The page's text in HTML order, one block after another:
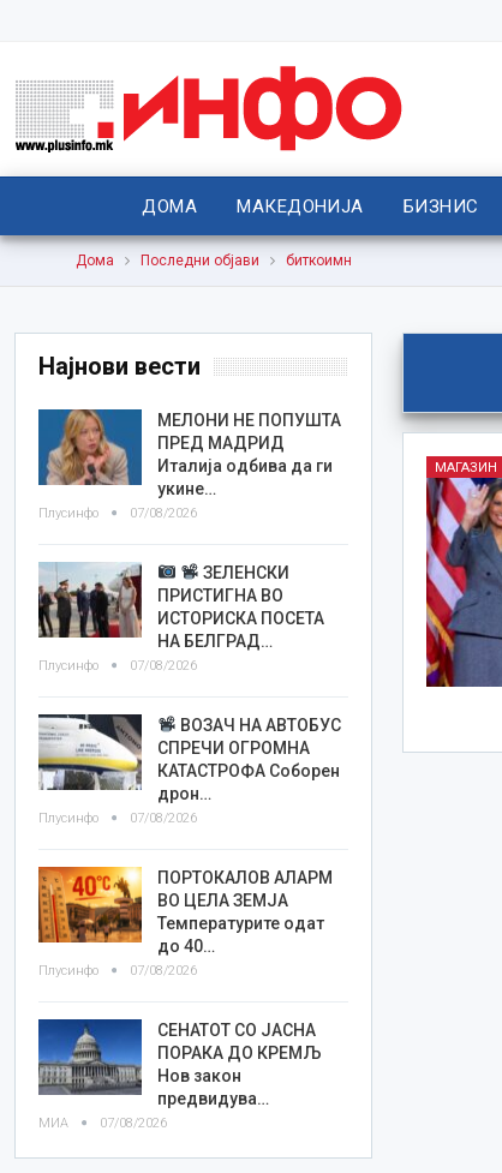
ДОМА МАКЕДОНИЈА БИЗНИС
Дома Последни објави биткоимн
МАГАЗИН
Најнови вести
МЕЛОНИ НЕ ПОПУШТА
ПРЕД МАДРИД
Италија одбива да ги
укине…
Плусинфо 07/08/2026
ЗЕЛЕНСКИ
ПРИСТИГНА ВО
ИСТОРИСКА ПОСЕТА
НА БЕЛГРАД…
Плусинфо 07/08/2026
ВОЗАЧ НА АВТОБУС
СПРЕЧИ ОГРОМНА
КАТАСТРОФА Соборен
дрон…
Плусинфо 07/08/2026
ПОРТОКАЛОВ АЛАРМ
ВО ЦЕЛА ЗЕМЈА
Температурите одат
до 40…
Плусинфо 07/08/2026
СЕНАТОТ СО ЈАСНА
ПОРАКА ДО КРЕМЉ
Нов закон
предвидува…
МИА 07/08/2026